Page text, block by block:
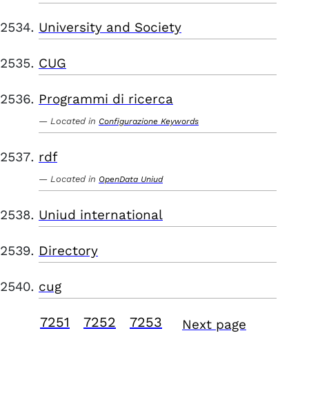
University and Society
CUG
Programmi di ricerca
Located in Configurazione Keywords
rdf
Located in OpenData Uniud
Uniud international
Directory
cug
7251 7252 7253 Next page